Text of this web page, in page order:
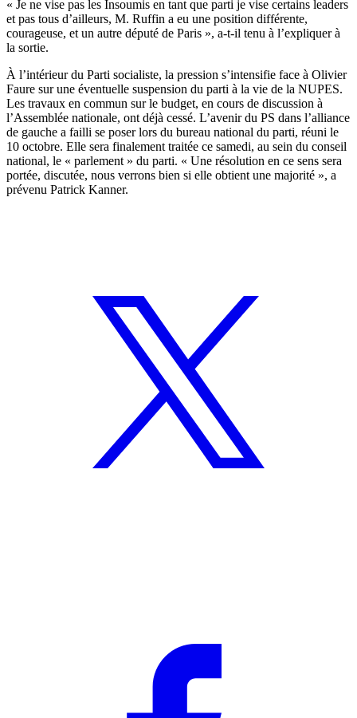
« Je ne vise pas les Insoumis en tant que parti je vise certains leaders
et pas tous d’ailleurs, M. Ruffin a eu une position différente,
courageuse, et un autre député de Paris », a-t-il tenu à l’expliquer à
la sortie.
À l’intérieur du Parti socialiste, la pression s’intensifie face à Olivier
Faure sur une éventuelle suspension du parti à la vie de la NUPES.
Les travaux en commun sur le budget, en cours de discussion à
l’Assemblée nationale, ont déjà cessé. L’avenir du PS dans l’alliance
de gauche a failli se poser lors du bureau national du parti, réuni le
10 octobre. Elle sera finalement traitée ce samedi, au sein du conseil
national, le « parlement » du parti. « Une résolution en ce sens sera
portée, discutée, nous verrons bien si elle obtient une majorité », a
prévenu Patrick Kanner.